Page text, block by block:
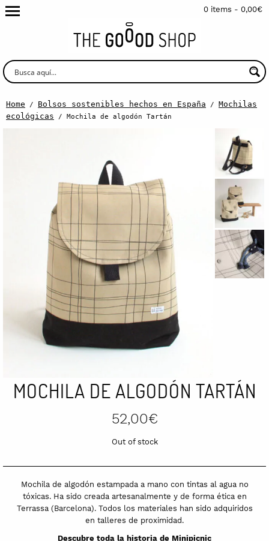
0 items - 0,00€
Home / Bolsos sostenibles hechos en España / Mochilas
ecológicas / Mochila de algodón Tartán
MOCHILA DE ALGODÓN TARTÁN
52,00€
Out of stock
Mochila de algodón estampada a mano con tintas al agua no
tóxicas. Ha sido creada artesanalmente y de forma ética en
Terrassa (Barcelona). Todos los materiales han sido adquiridos
en talleres de proximidad.
Descubre toda la historia de Minipicnic